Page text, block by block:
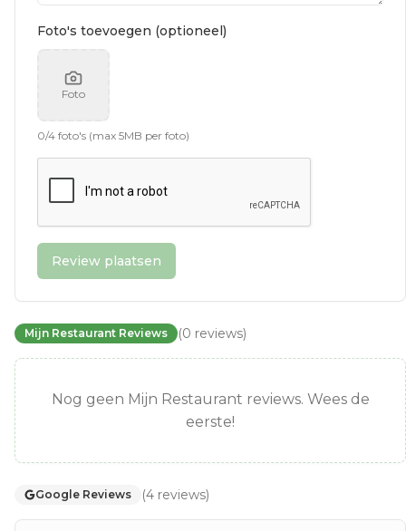
Foto's toevoegen (optioneel)
Foto
0/4 foto's (max 5MB per foto)
Review plaatsen
Mijn Restaurant Reviews (0 reviews)
Nog geen Mijn Restaurant reviews. Wees de
eerste!
Google Reviews (4 reviews)